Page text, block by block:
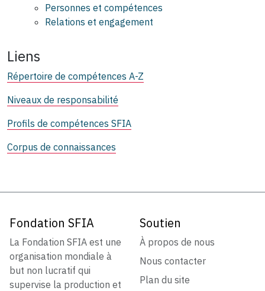
Personnes et compétences
Relations et engagement
Liens
Répertoire de compétences A-Z
Niveaux de responsabilité
Profils de compétences SFIA
Corpus de connaissances
Fondation SFIA
La Fondation SFIA est une
organisation mondiale à
but non lucratif qui
supervise la production et
Soutien
À propos de nous
Nous contacter
Plan du site